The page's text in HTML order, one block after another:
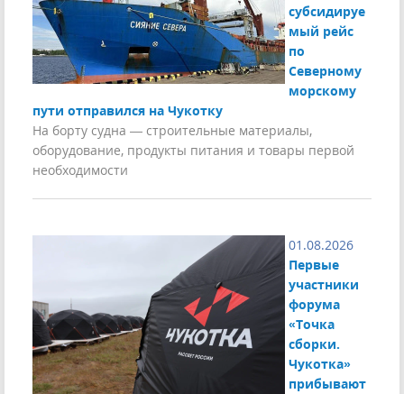
субсидируе
мый рейс
по
Северному
морскому
пути отправился на Чукотку
На борту судна — строительные материалы,
оборудование, продукты питания и товары первой
необходимости
01.08.2026
Первые
участники
форума
«Точка
сборки.
Чукотка»
прибывают